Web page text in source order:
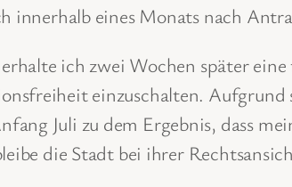
innerhalb eines Monats nach
ich zwei Wochen später
einzuschalten. Aufgrund
Juli zu dem Ergebnis, dass
die Stadt bei ihrer